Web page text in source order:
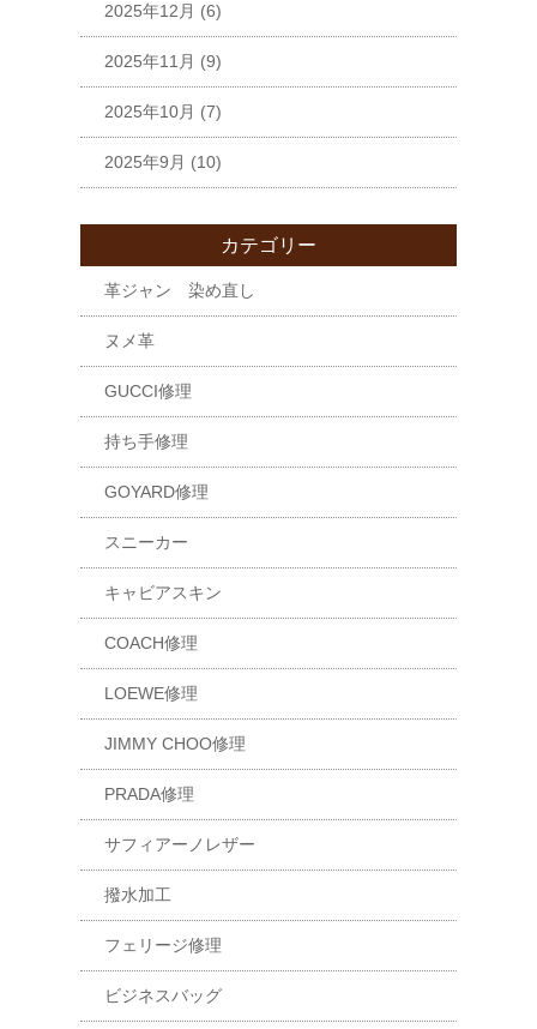
2025年12月 (6)
2025年11月 (9)
2025年10月 (7)
2025年9月 (10)
カテゴリー
革ジャン 染め直し
ヌメ革
GUCCI修理
持ち手修理
GOYARD修理
スニーカー
キャビアスキン
COACH修理
LOEWE修理
JIMMY CHOO修理
PRADA修理
サフィアーノレザー
撥水加工
フェリージ修理
ビジネスバッグ